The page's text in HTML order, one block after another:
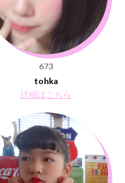
673
tohka
詳細はこちら